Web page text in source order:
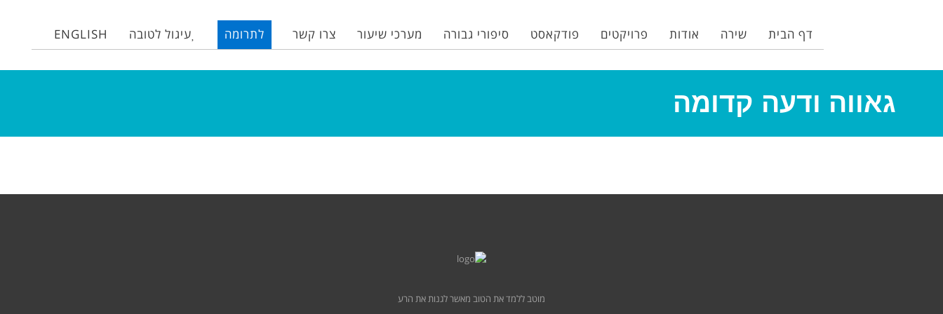
דף הבית שירה אודות פרויקטים פודקאסט סיפורי גבורה מערכי שיעור צרו קשר לתרומה עיגול לטובה ENGLISH
גאווה ודעה קדומה
מוטב ללמד את הטוב מאשר לגנות את הרע